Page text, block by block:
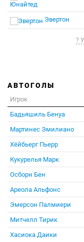
Юнайтед
Эвертон
?
АВТОГОЛЫ
Игрок
Бадьяшиль Бенуа
Мартинес Эмилиано
Хёйбьерг Пьерр
Кукурелья Марк
Осборн Бен
Ареола Альфонс
Эмерсон Палмиери
Митчелл Тирик
Хасиока Даики